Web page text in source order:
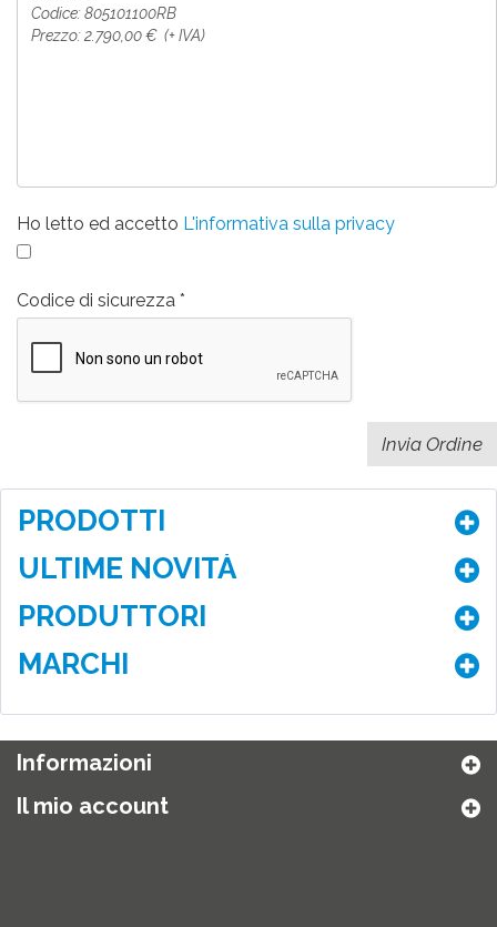
Ho letto ed accetto L'informativa sulla privacy
Codice di sicurezza
PRODOTTI
ULTIME NOVITÀ
PRODUTTORI
MARCHI
Informazioni
Il mio account